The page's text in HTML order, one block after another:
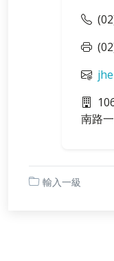
南路
輸入一級